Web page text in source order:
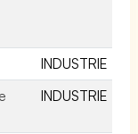
INDUSTRIE
INDUSTRIE